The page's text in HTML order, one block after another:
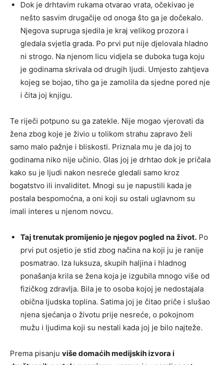
Dok je drhtavim rukama otvarao vrata, očekivao je
nešto sasvim drugačije od onoga što ga je dočekalo.
Njegova supruga sjedila je kraj velikog prozora i
gledala svjetla grada. Po prvi put nije djelovala hladno
ni strogo. Na njenom licu vidjela se duboka tuga koju
je godinama skrivala od drugih ljudi. Umjesto zahtjeva
kojeg se bojao, tiho ga je zamolila da sjedne pored nje
i čita joj knjigu.
Te riječi potpuno su ga zatekle. Nije mogao vjerovati da
žena zbog koje je živio u tolikom strahu zapravo želi
samo malo pažnje i bliskosti. Priznala mu je da joj to
godinama niko nije učinio. Glas joj je drhtao dok je pričala
kako su je ljudi nakon nesreće gledali samo kroz
bogatstvo ili invaliditet. Mnogi su je napustili kada je
postala bespomoćna, a oni koji su ostali uglavnom su
imali interes u njenom novcu.
Taj trenutak promijenio je njegov pogled na život. Po
prvi put osjetio je stid zbog načina na koji ju je ranije
posmatrao. Iza luksuza, skupih haljina i hladnog
ponašanja krila se žena koja je izgubila mnogo više od
fizičkog zdravlja. Bila je to osoba kojoj je nedostajala
obična ljudska toplina. Satima joj je čitao priče i slušao
njena sjećanja o životu prije nesreće, o pokojnom
mužu i ljudima koji su nestali kada joj je bilo najteže.
Prema pisanju više domaćih medijskih izvora i